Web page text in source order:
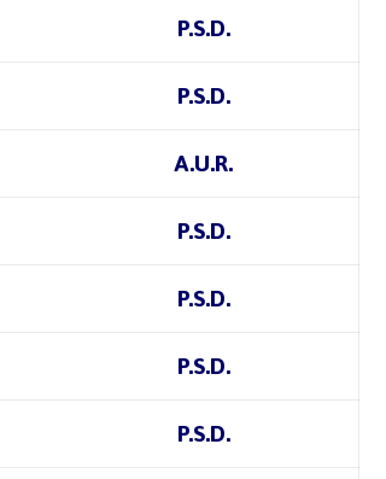
P.S.D.
P.S.D.
A.U.R.
P.S.D.
P.S.D.
P.S.D.
P.S.D.